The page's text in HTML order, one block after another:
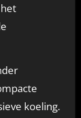
koeling.